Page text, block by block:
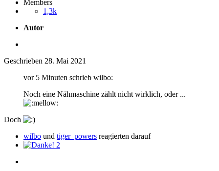
Members
1,3k
Autor
Geschrieben 28. Mai 2021
vor 5 Minuten schrieb wilbo:
Noch eine Nähmaschine zählt nicht wirklich, oder ...
Doch
wilbo und tiger_powers reagierten darauf
2